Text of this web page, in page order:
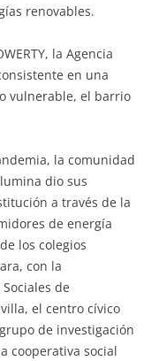
renovables.
la Agencia
en una
vulnerable, el barrio
la comunidad
dio sus
a través de la
de energía
los colegios
con la
de
el centro cívico
de investigación
cooperativa social